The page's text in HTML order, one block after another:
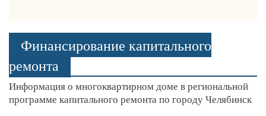
Финансирование капитального
ремонта
Информация о многоквартирном доме в региональной
программе капитального ремонта по городу Челябинск